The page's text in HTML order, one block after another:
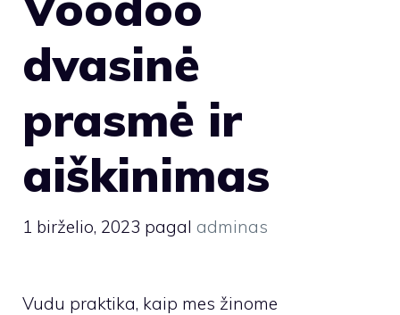
dvasinė
prasmė ir
aiškinimas
1 birželio, 2023 pagal adminas
Vudu praktika, kaip mes žinome